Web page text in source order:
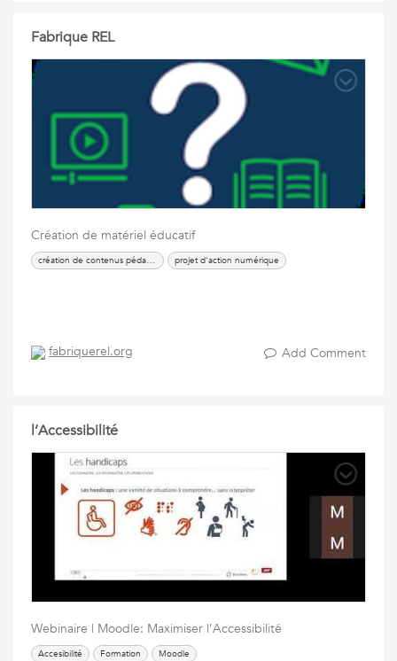
Fabrique REL
Création de matériel éducatif
création de contenus pédagogiques projet d'action numérique
fabriquerel.org Add Comment
l’Accessibilité
Webinaire | Moodle: Maximiser l’Accessibilité
Accesibilité Formation Moodle